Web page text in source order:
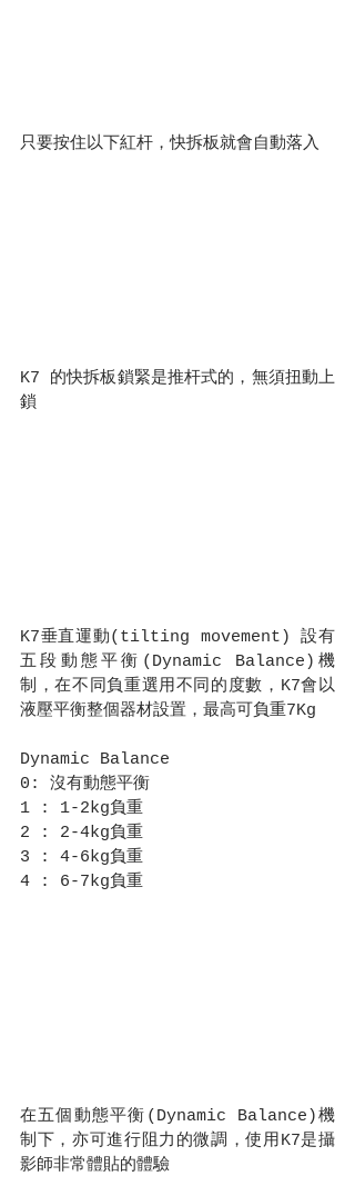
只要按住以下紅杆，快拆板就會自動落入
K7 的快拆板鎖緊是推杆式的，無須扭動上
鎖
K7垂直運動(tilting movement) 設有
五段動態平衡(Dynamic Balance)機
制，在不同負重選用不同的度數，K7會以
液壓平衡整個器材設置，最高可負重7Kg
Dynamic Balance
0: 沒有動態平衡
1 : 1-2kg負重
2 : 2-4kg負重
3 : 4-6kg負重
4 : 6-7kg負重
在五個動態平衡(Dynamic Balance)機
制下，亦可進行阻力的微調，使用K7是攝
影師非常體貼的體驗